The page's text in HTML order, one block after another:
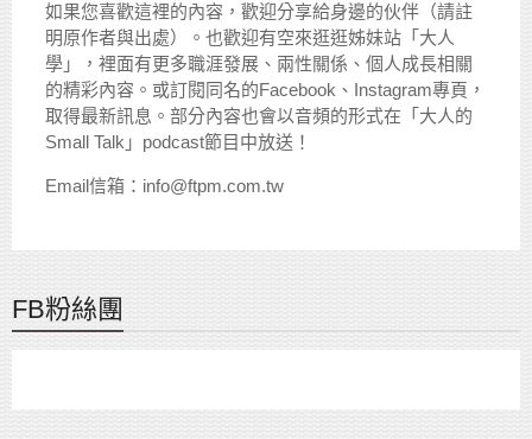
如果您喜歡這裡的內容，歡迎分享給身邊的伙伴（請註
明原作者與出處）。也歡迎有空來逛逛姊妹站「大人
學」，裡面有更多職涯發展、兩性關係、個人成長相關
的精彩內容。或訂閱同名的Facebook、Instagram專頁，
取得最新訊息。部分內容也會以音頻的形式在「大人的
Small Talk」podcast節目中放送！
Email信箱：info@ftpm.com.tw
FB粉絲團